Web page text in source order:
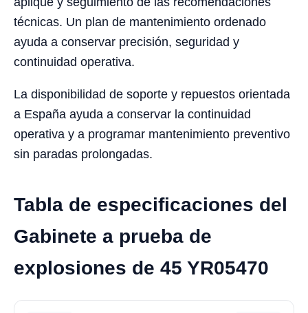
técnicas. Un plan de mantenimiento ordenado
ayuda a conservar precisión, seguridad y
continuidad operativa.
La disponibilidad de soporte y repuestos orientada
a España ayuda a conservar la continuidad
operativa y a programar mantenimiento preventivo
sin paradas prolongadas.
Tabla de especificaciones del
Gabinete a prueba de
explosiones de 45 YR05470